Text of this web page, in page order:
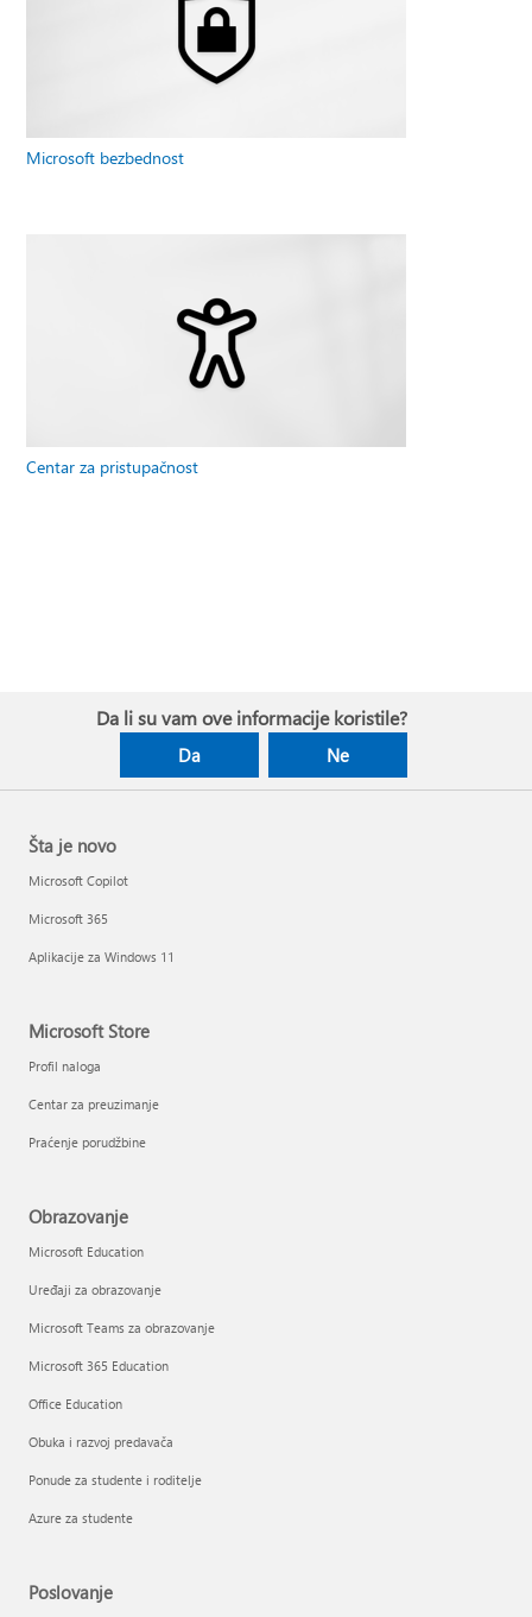
Microsoft bezbednost
Centar za pristupačnost
Da li su vam ove informacije koristile?
Da Ne
Šta je novo
Microsoft Copilot
Microsoft 365
Aplikacije za Windows 11
Microsoft Store
Profil naloga
Centar za preuzimanje
Praćenje porudžbine
Obrazovanje
Microsoft Education
Uređaji za obrazovanje
Microsoft Teams za obrazovanje
Microsoft 365 Education
Office Education
Obuka i razvoj predavača
Ponude za studente i roditelje
Azure za studente
Poslovanje